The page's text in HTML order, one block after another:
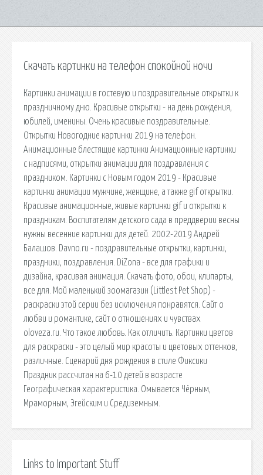
Скачать картинки на телефон спокойной ночи
Картинки анимации в гостевую и поздравительные открытки к
праздничному дню. Красивые открытки - на день рождения,
юбилей, именины. Очень красивые поздравительные.
Открытки Новогодние картинки 2019 на телефон.
Анимационные блестящие картинки Анимационные картинки
с надписями, открытки анимации для поздравления с
праздником. Картинки с Новым годом 2019 - Красивые
картинки анимации мужчине, женщине, а также gif открытки.
Красивые анимационные, живые картинки gif и открытки к
праздникам. Воспитателям детского сада в преддверии весны
нужны весенние картинки для детей. 2002-2019 Андрей
Балашов. Davno.ru - поздравительные открытки, картинки,
праздники, поздравления. DiZona - все для графики и
дизайна, красивая анимация. Скачать фото, обои, клипарты,
все для. Мой маленький зоомагазин (Littlest Pet Shop) -
раскраски этой серии без исключения понравятся. Сайт о
любви и романтике, сайт о отношениях и чувствах
oloveza.ru. Что такое любовь. Как отличить. Картинки цветов
для раскраски - это целый мир красоты и цветовых оттенков,
различные. Сценарий дня рождения в стиле Фиксики
Праздник рассчитан на 6-10 детей в возрасте
Географическая характеристика. Омывается Чёрным,
Мраморным, Эгейским и Средиземным.
Links to Important Stuff